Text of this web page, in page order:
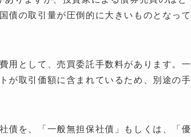
債の取引量が圧倒的に大きいものとなって
用として、売買委託手数料があります。一
が取引価額に含まれているため、別途の手
債を、「一般無担保社債」もしくは、「優